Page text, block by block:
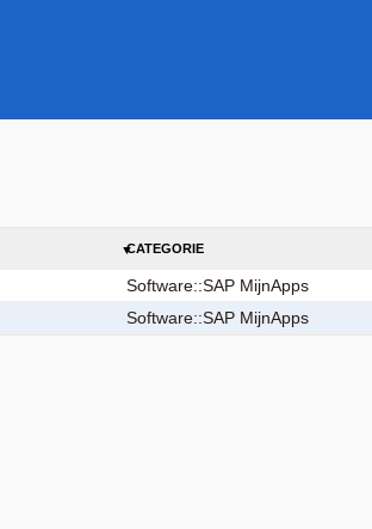
CATEGORIE
Software::SAP MijnApps
Software::SAP MijnApps